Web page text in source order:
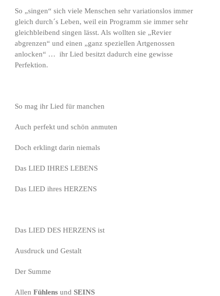
So „singen“ sich viele Menschen sehr variationslos immer
gleich durch´s Leben, weil ein Programm sie immer sehr
gleichbleibend singen lässt. Als wollten sie „Revier
abgrenzen“ und einen „ganz speziellen Artgenossen
anlocken“ … ihr Lied besitzt dadurch eine gewisse
Perfektion.
So mag ihr Lied für manchen
Auch perfekt und schön anmuten
Doch erklingt darin niemals
Das LIED IHRES LEBENS
Das LIED ihres HERZENS
Das LIED DES HERZENS ist
Ausdruck und Gestalt
Der Summe
Allen Fühlens und SEINS